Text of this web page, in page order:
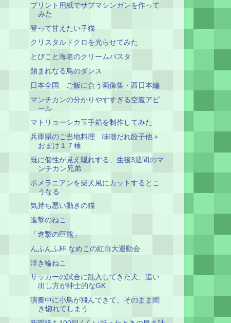
プリント用紙でサブマシンガンを作って
みた
登って甘えたい子猫
クリスタルドクロを光らせてみた
とびこと海老のクリームパスタ
類まれなる鳥のダンス
日本全国 ご飯に合う画像集・西日本編
マンチカンの分かりやすすぎる空腹アピ
ール
マトリョーシカ玉手箱を制作してみた
兵庫県のご当地料理 味噌だれ餃子他＋
おまけ１７種
既に個性が見え隠れする、生後3週間のマ
ンチカン兄弟
ポメラニアンを柴犬風にカットするとこ
うなる
気持ち悪い動きの猫
進撃のねこ
「進撃の巨熊」
んふんふ杯 なめこの紅白大運動会
浮き輪ねこ
サッカーの試合に乱入してきた犬、追い
出し方が紳士的なGK
演奏中に小鳥が飛んできて、そのまま聞
き惚れてしまう